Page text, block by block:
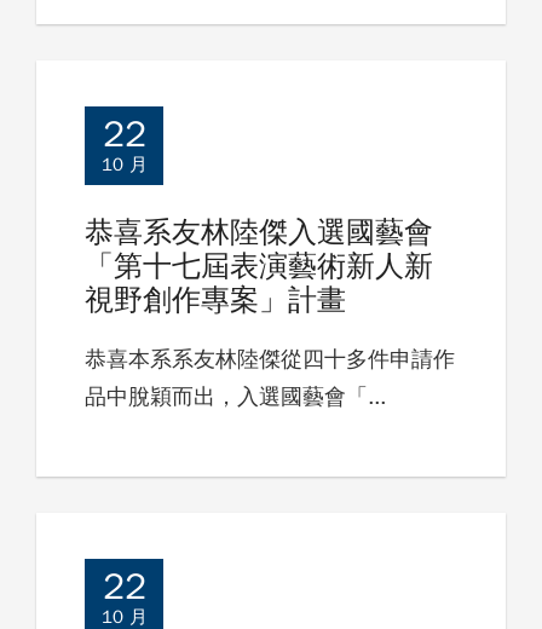
22
10 月
恭喜系友林陸傑入選國藝會
「第十七屆表演藝術新人新
視野創作專案」計畫
恭喜本系系友林陸傑從四十多件申請作
品中脫穎而出，入選國藝會「...
22
10 月